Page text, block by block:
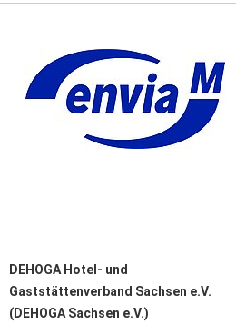
DEHOGA Hotel- und
Gaststättenverband Sachsen e.V.
(DEHOGA Sachsen e.V.)